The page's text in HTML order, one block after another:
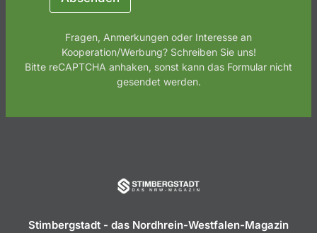
Fragen, Anmerkungen oder Interesse an
Kooperation/Werbung? Schreiben Sie uns!
Bitte reCAPTCHA anhaken, sonst kann das Formular nicht
gesendet werden.
Stimbergstadt - das Nordhrein-Westfalen-Magazin